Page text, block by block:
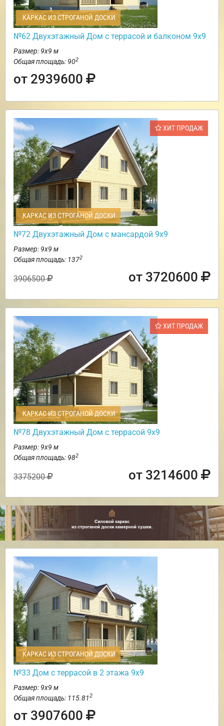
КАРКАС ИЗ СТРОГАНОЙ ДОСКИ
№62 Двухэтажный Дом с террасой и балконом 9х9
Размер: 9х9 м
Общая площадь: 902
от 2939600
ХИТ ПРОДАЖ
КАРКАС ИЗ СТРОГАНОЙ ДОСКИ
№72 Двухэтажный Дом с мансардой 9х9
Размер: 9х9 м
Общая площадь: 1372
3906500 от 3720600
ХИТ ПРОДАЖ
КАРКАС ИЗ СТРОГАНОЙ ДОСКИ
№78 Двухэтажный Дом с террасой 9х9
Размер: 9х9 м
Общая площадь: 982
3375200 от 3214600
КАРКАС ИЗ СТРОГАНОЙ ДОСКИ
№33 Дом с террасой в 2 этажа 9х9
Размер: 9х9 м
Общая площадь: 115.812
от 3907600